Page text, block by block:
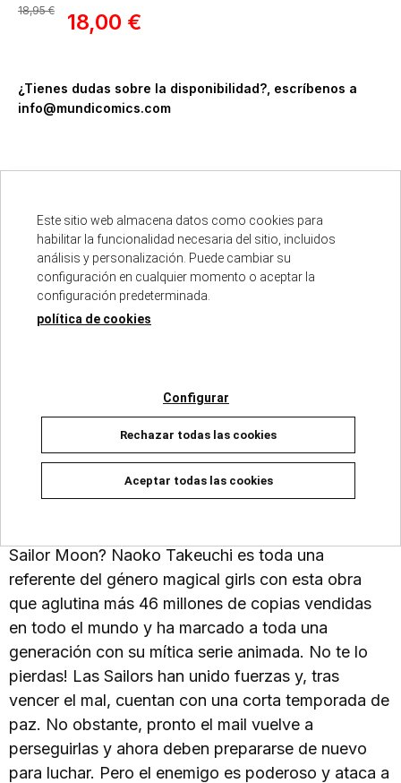
18,95 € 18,00 €
¿Tienes dudas sobre la disponibilidad?, escríbenos a
info@mundicomics.com
Descripción
Fecha de edición : 07/11/2025
UN NUEVO ENEMIGO ATACA LOS SUEÑOS DE
Sailor Moon? Naoko Takeuchi es toda una
referente del género magical girls con esta obra
que aglutina más 46 millones de copias vendidas
en todo el mundo y ha marcado a toda una
generación con su mítica serie animada. No te lo
pierdas! Las Sailors han unido fuerzas y, tras
vencer el mal, cuentan con una corta temporada de
paz. No obstante, pronto el mail vuelve a
perseguirlas y ahora deben prepararse de nuevo
para luchar. Pero el enemigo es poderoso y ataca a
Este sitio web almacena datos como cookies para
habilitar la funcionalidad necesaria del sitio, incluidos
análisis y personalización. Puede cambiar su
configuración en cualquier momento o aceptar la
configuración predeterminada.
política de cookies
Configurar
Rechazar todas las cookies
Aceptar todas las cookies